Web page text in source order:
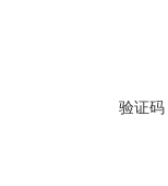
验证码